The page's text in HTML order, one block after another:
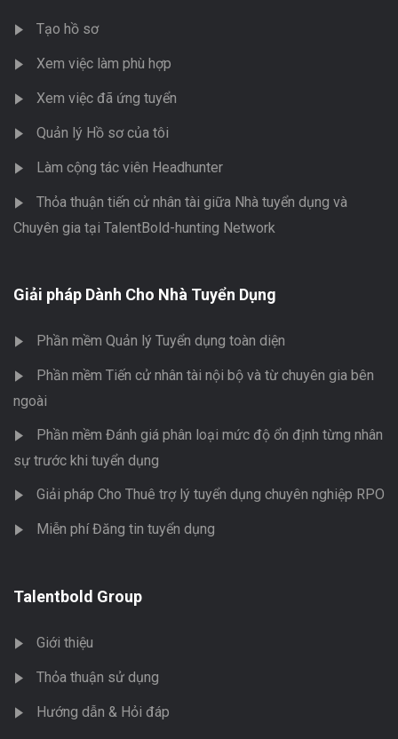
Tạo hồ sơ
Xem việc làm phù hợp
Xem việc đã ứng tuyển
Quản lý Hồ sơ của tôi
Làm cộng tác viên Headhunter
Thỏa thuận tiến cử nhân tài giữa Nhà tuyển dụng và
Chuyên gia tại TalentBold-hunting Network
Giải pháp Dành Cho Nhà Tuyển Dụng
Phần mềm Quản lý Tuyển dụng toàn diện
Phần mềm Tiến cử nhân tài nội bộ và từ chuyên gia bên
ngoài
Phần mềm Đánh giá phân loại mức độ ổn định từng nhân
sự trước khi tuyển dụng
Giải pháp Cho Thuê trợ lý tuyển dụng chuyên nghiệp RPO
Miễn phí Đăng tin tuyển dụng
Talentbold Group
Giới thiệu
Thỏa thuận sử dụng
Hướng dẫn & Hỏi đáp